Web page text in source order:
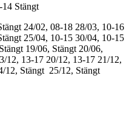
14 Stängt
24/02, 08-18 28/03, 10-16
25/04, 10-15 30/04, 10-15
19/06, Stängt 20/06,
12, 13-17 20/12, 13-17 21/12,
12, Stängt 25/12, Stängt